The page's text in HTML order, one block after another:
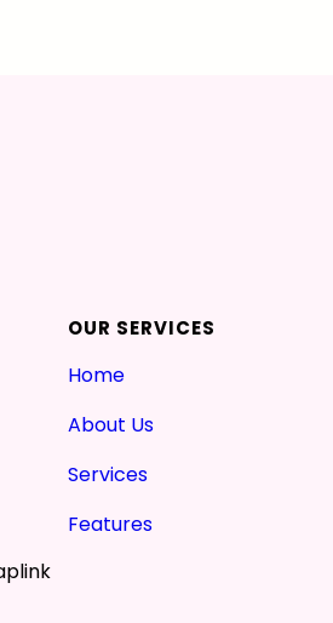
OUR SERVICES
Home
About Us
Services
Features